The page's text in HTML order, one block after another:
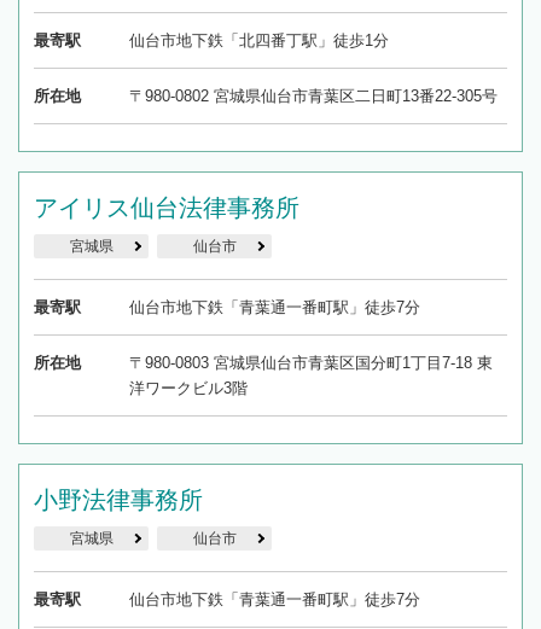
最寄駅 仙台市地下鉄「北四番丁駅」徒歩1分
所在地 〒980-0802 宮城県仙台市青葉区二日町13番22-305号
アイリス仙台法律事務所
宮城県 仙台市
最寄駅 仙台市地下鉄「青葉通一番町駅」徒歩7分
所在地
〒980-0803 宮城県仙台市青葉区国分町1丁目7-18 東
洋ワークビル3階
小野法律事務所
宮城県 仙台市
最寄駅 仙台市地下鉄「青葉通一番町駅」徒歩7分